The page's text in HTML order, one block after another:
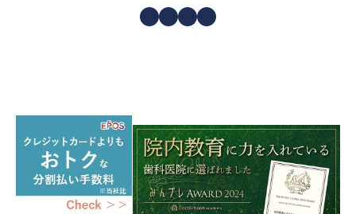
Facebook InstagramXYouTube